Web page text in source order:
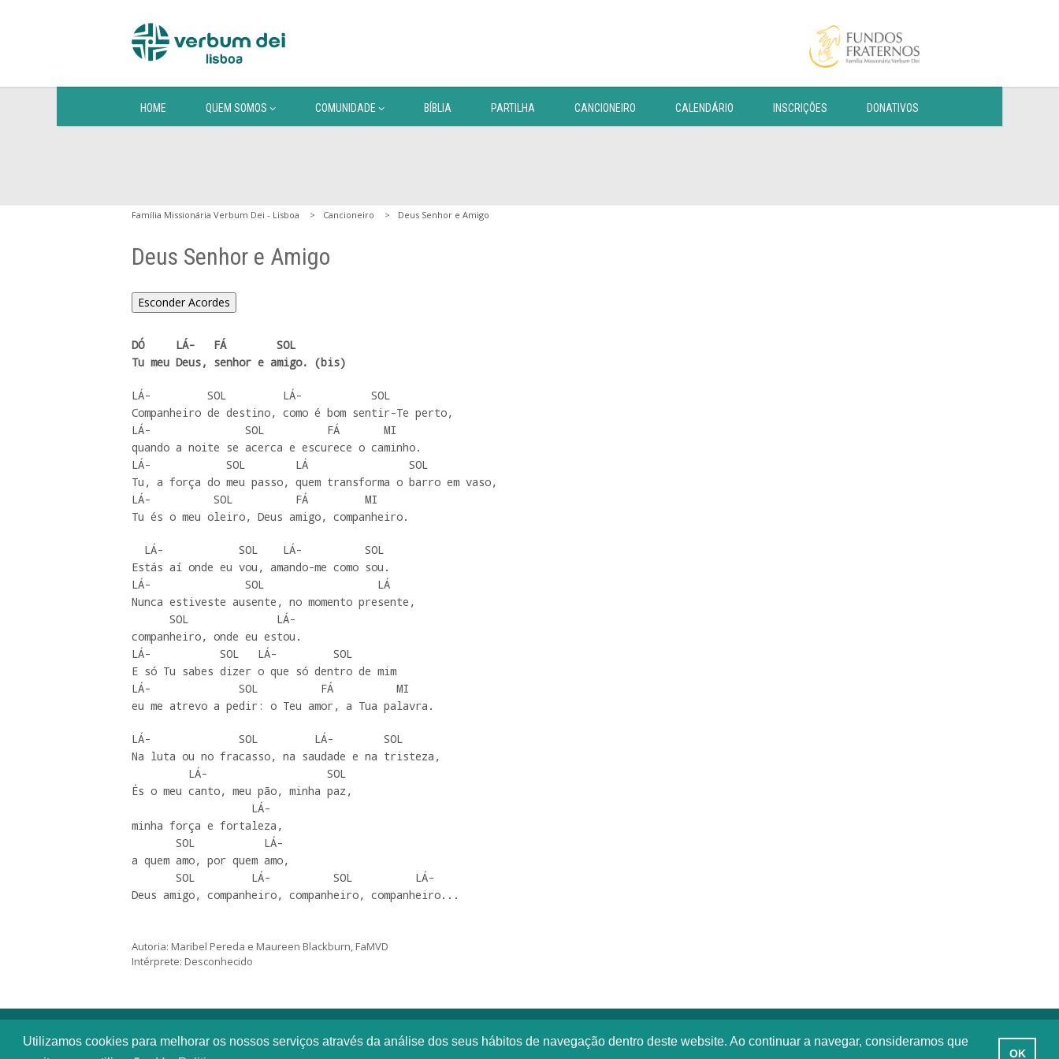
Utilizamos cookies para melhorar os nossos serviços através da análise dos seus hábitos de navegação dentro deste website. Ao continuar a navegar, consideramos que
OK
HOME QUEM SOMOS COMUNIDADE BÍBLIA PARTILHA CANCIONEIRO CALENDÁRIO INSCRIÇÕES DONATIVOS
Família Missionária Verbum Dei - Lisboa Cancioneiro Deus Senhor e Amigo
Deus Senhor e Amigo
Esconder Acordes
DÓ     LÁ-   FÁ        SOL
Tu meu Deus, senhor e amigo. (bis)
LÁ-         SOL         LÁ-           SOL
Companheiro de destino, como é bom sentir-Te perto,
LÁ-               SOL          FÁ       MI
quando a noite se acerca e escurece o caminho.
LÁ-            SOL        LÁ                SOL
Tu, a força do meu passo, quem transforma o barro em vaso,
LÁ-          SOL          FÁ         MI
Tu és o meu oleiro, Deus amigo, companheiro.
Estás aí onde eu vou, amando-me como sou.
LÁ-               SOL                  LÁ
Nunca estiveste ausente, no momento presente,
companheiro, onde eu estou.
LÁ-           SOL   LÁ-         SOL
E só Tu sabes dizer o que só dentro de mim
LÁ-              SOL          FÁ          MI
eu me atrevo a pedir: o Teu amor, a Tua palavra.
LÁ-              SOL         LÁ-        SOL
Na luta ou no fracasso, na saudade e na tristeza,
És o meu canto, meu pão, minha paz,
minha força e fortaleza,
a quem amo, por quem amo,
Deus amigo, companheiro, companheiro, companheiro...
Autoria: Maribel Pereda e Maureen Blackburn, FaMVD
Intérprete: Desconhecido